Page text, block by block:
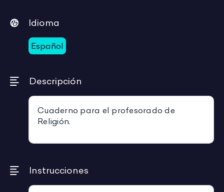
Idioma
Español
Descripción
Cuaderno para el profesorado de
Religión.
Instrucciones